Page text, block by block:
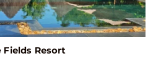
Fields Resort